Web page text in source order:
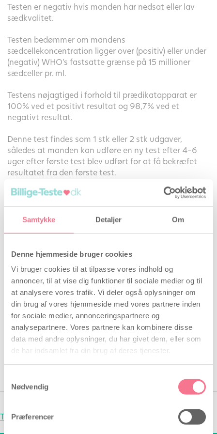
Samtykke Detaljer Om
Denne hjemmeside bruger cookies
Vi bruger cookies til at tilpasse vores indhold og
annoncer, til at vise dig funktioner til sociale medier og til
at analysere vores trafik. Vi deler også oplysninger om
din brug af vores hjemmeside med vores partnere inden
for sociale medier, annonceringspartnere og
analysepartnere. Vores partnere kan kombinere disse
data med andre oplysninger, du har givet dem, eller som
de har indsamlet fra din brug af deres tjenester.
Nødvendig
Præferencer
Testen er negativ hvis manden har nedsat eller lav
sædkvalitet.
Testen bedømmer om mandens
sædcellekoncentration ligger over (positiv) eller under
(negativ) WHO’s fastsatte grænse på 15 millioner
sædceller pr. ml.
Testens nøjagtiged i forhold til prædikatapparat er
100% ved et positivt resultat og 98,7% ved et
negativt resultat.
Denne test findes som 1 stk eller 2 stk udgaver,
således at manden kan udføre en ny test efter 4-6
uger efter første test blev udført for at få bekræfet
resultatet fra den første test.
Bemærk at denne test giver en indikation af
mængden af sædceller. Ønskes en vurdering af
sædcellernes evne til at svømme anbefaler vi
95% sikkerhed.
Swimcount Sædkvalitetstest kan købes her
Eller find hele vores udvalg af sædtests her
Brugsanvisning
Babyplan sædkvalitetstest
Trustpilot